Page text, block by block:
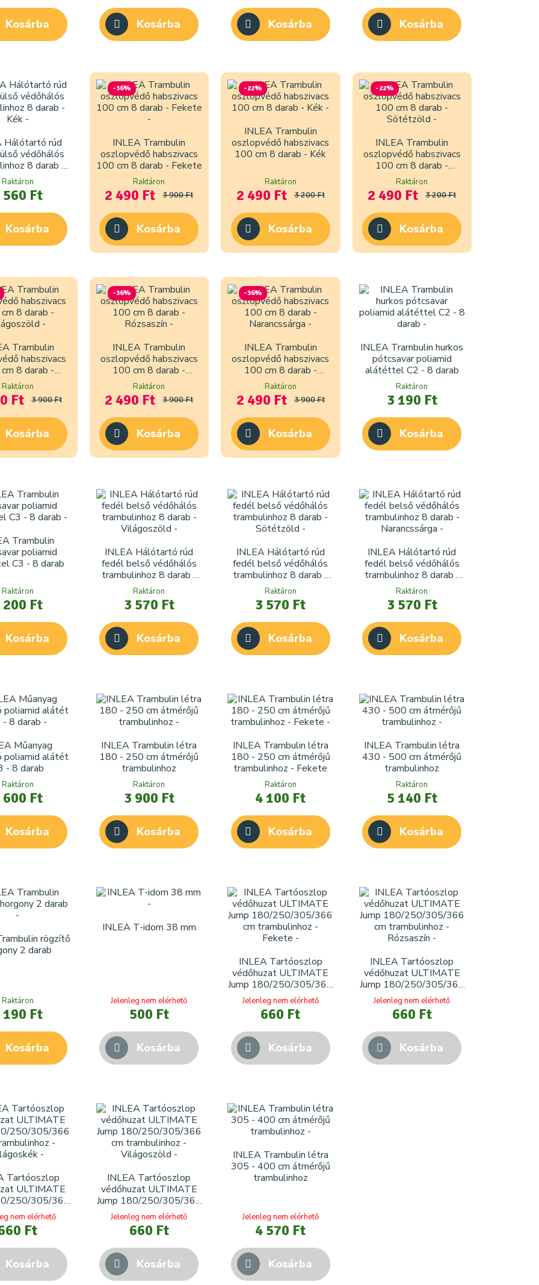
Kosárba Kosárba Kosárba Kosárba
Hálótartó rúd
védőhálós
8 darab -
Kék
Raktáron
560 Ft
Kosárba
-36%
INLEA Trambulin
oszlopvédő habszivacs
100 cm 8 darab - Fekete
Raktáron
2 490 Ft 3 900 Ft
Kosárba
-22%
INLEA Trambulin
oszlopvédő habszivacs
100 cm 8 darab - Kék
Raktáron
2 490 Ft 3 200 Ft
Kosárba
-22%
INLEA Trambulin
oszlopvédő habszivacs
100 cm 8 darab -
Sötétzöld
Raktáron
2 490 Ft 3 200 Ft
Kosárba
Trambulin
habszivacs
8 darab -
Raktáron
Ft 3 900 Ft
Kosárba
-36%
INLEA Trambulin
oszlopvédő habszivacs
100 cm 8 darab -
Rózsaszín
Raktáron
2 490 Ft 3 900 Ft
Kosárba
-36%
INLEA Trambulin
oszlopvédő habszivacs
100 cm 8 darab -
Narancssárga
Raktáron
2 490 Ft 3 900 Ft
Kosárba
INLEA Trambulin hurkos
pótcsavar poliamid
alátéttel C2 - 8 darab
Raktáron
3 190 Ft
Kosárba
Trambulin
poliamid
C3 - 8 darab
Raktáron
200 Ft
Kosárba
INLEA Hálótartó rúd
fedél belső védőhálós
trambulinhoz 8 darab -
Világoszöld
Raktáron
3 570 Ft
Kosárba
INLEA Hálótartó rúd
fedél belső védőhálós
trambulinhoz 8 darab -
Sötétzöld
Raktáron
3 570 Ft
Kosárba
INLEA Hálótartó rúd
fedél belső védőhálós
trambulinhoz 8 darab -
Narancssárga
Raktáron
3 570 Ft
Kosárba
Műanyag
poliamid alátét
- 8 darab
Raktáron
600 Ft
Kosárba
INLEA Trambulin létra
180 - 250 cm átmérőjű
trambulinhoz
Raktáron
3 900 Ft
Kosárba
INLEA Trambulin létra
180 - 250 cm átmérőjű
trambulinhoz - Fekete
Raktáron
4 100 Ft
Kosárba
INLEA Trambulin létra
430 - 500 cm átmérőjű
trambulinhoz
Raktáron
5 140 Ft
Kosárba
rögzítő
2 darab
Raktáron
190 Ft
Kosárba
INLEA T-idom 38 mm
Jelenleg nem elérhető
500 Ft
Kosárba
INLEA Tartóoszlop
védőhuzat ULTIMATE
Jump 180/250/305/366
cm trambulinhoz -
Fekete
Jelenleg nem elérhető
660 Ft
Kosárba
INLEA Tartóoszlop
védőhuzat ULTIMATE
Jump 180/250/305/366
cm trambulinhoz -
Rózsaszín
Jelenleg nem elérhető
660 Ft
Kosárba
Tartóoszlop
ULTIMATE
250/305/366
-
nem elérhető
Ft
Kosárba
INLEA Tartóoszlop
védőhuzat ULTIMATE
Jump 180/250/305/366
cm trambulinhoz -
Világoszöld
Jelenleg nem elérhető
660 Ft
Kosárba
INLEA Trambulin létra
305 - 400 cm átmérőjű
trambulinhoz
Jelenleg nem elérhető
4 570 Ft
Kosárba